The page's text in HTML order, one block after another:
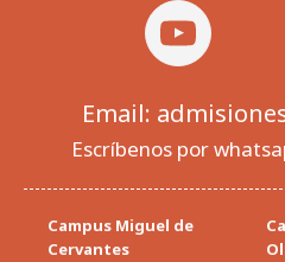
Email:
Escríbenos por
Campus Miguel de
Cervantes